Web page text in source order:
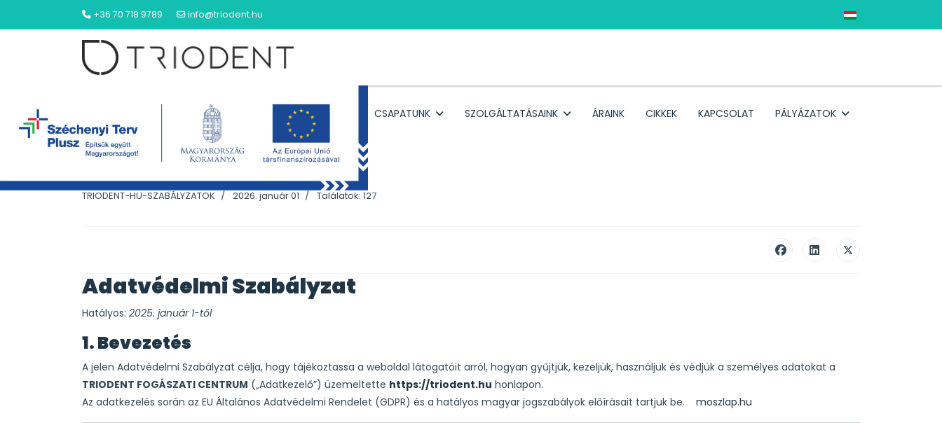
+36 70 718 9789 info@triodent.hu Válasszon nyelvet
NYITÓLAP CSAPATUNK SZOLGÁLTATÁSAINK ÁRAINK CIKKEK KAPCSOLAT PÁLYÁZATOK
Adatkezelési szabályzat
TRIODENT-HU-SZABÁLYZATOK 2026. január 01 Találatok: 127
Adatvédelmi Szabályzat
Hatályos: 2025. január 1-től
1. Bevezetés
A jelen Adatvédelmi Szabályzat célja, hogy tájékoztassa a weboldal látogatóit arról, hogyan gyűjtjük, kezeljük, használjuk és védjük a személyes adatokat a
TRIODENT FOGÁSZATI CENTRUM („Adatkezelő”) üzemeltette https://triodent.hu honlapon.
Az adatkezelés során az EU Általános Adatvédelmi Rendelet (GDPR) és a hatályos magyar jogszabályok előírásait tartjuk be.
moszlap.hu